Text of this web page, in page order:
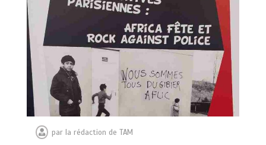
par la rédaction de TAM